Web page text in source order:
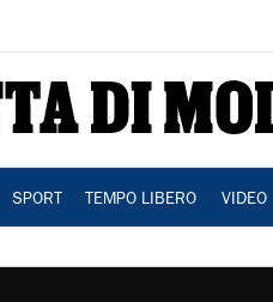
SPORT TEMPO LIBERO VIDEO